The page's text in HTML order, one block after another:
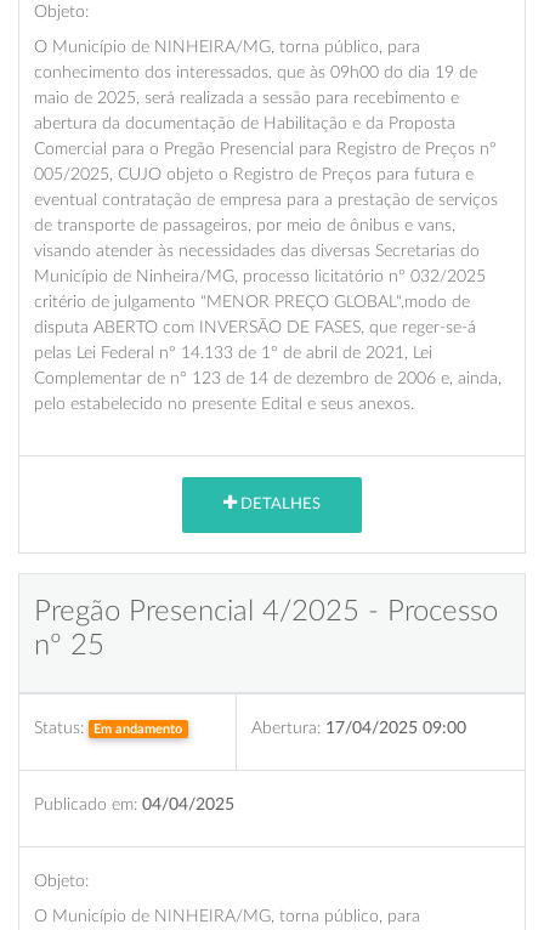
Objeto:
O Município de NINHEIRA/MG, torna público, para
conhecimento dos interessados, que às 09h00 do dia 19 de
maio de 2025, será realizada a sessão para recebimento e
abertura da documentação de Habilitação e da Proposta
Comercial para o Pregão Presencial para Registro de Preços nº
005/2025, CUJO objeto o Registro de Preços para futura e
eventual contratação de empresa para a prestação de serviços
de transporte de passageiros, por meio de ônibus e vans,
visando atender às necessidades das diversas Secretarias do
Município de Ninheira/MG, processo licitatório nº 032/2025
critério de julgamento "MENOR PREÇO GLOBAL",modo de
disputa ABERTO com INVERSÃO DE FASES, que reger-se-á
pelas Lei Federal nº 14.133 de 1° de abril de 2021, Lei
Complementar de n° 123 de 14 de dezembro de 2006 e, ainda,
pelo estabelecido no presente Edital e seus anexos.
DETALHES
Pregão Presencial 4/2025 - Processo
nº 25
Status: Em andamento Abertura: 17/04/2025 09:00
Publicado em: 04/04/2025
Objeto:
O Município de NINHEIRA/MG, torna público, para